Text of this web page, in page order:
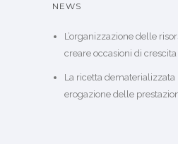
NEWS
L’organizzazione delle
creare occasioni di
La ricetta dematerializzata
erogazione delle